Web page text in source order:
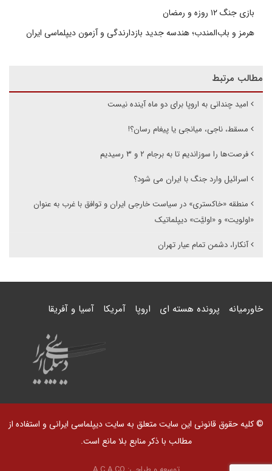
بازی جنگ ۱۲ روزه و رمضان
هرمز و باب‌المندب؛ هندسه جدید بازدارندگی و آزمون دیپلماسی ایران
مطالب مرتبط
امید چندانی به اروپا برای دو ماه آینده نیست
مسقط، ناجی، میانجی یا پیغام رسان؟!
فرصت‌ها را سوزاندیم تا به برجام ۲ و ۳ رسیدیم
اسرائیل وارد جنگ با ایران می شود؟
منطقه «خاکستری» در سیاست خارجی ایران و توافق با غرب به عنوان
«اولویت» و «اولیَّت» دیپلماتیک
آنکارا، دشمن تمام عیار تهران
خاورمیانه پرونده هسته ای اروپا آمریکا آسیا و آفریقا
© کلیه حقوق قانونی این سایت متعلق به سایت دیپلماسی ایرانی و استفاده از
مطالب با ذکر منابع بلا مانع است.